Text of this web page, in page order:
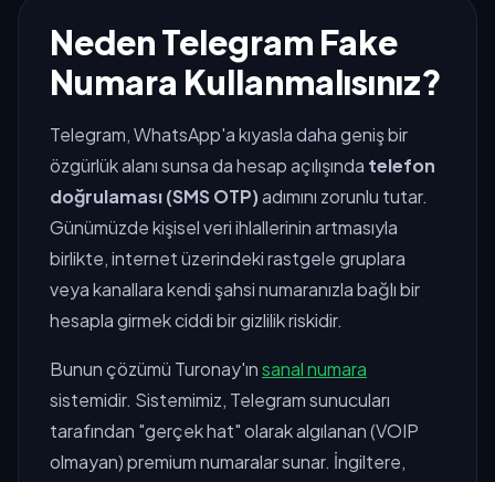
Neden Telegram Fake
Numara Kullanmalısınız?
Telegram, WhatsApp'a kıyasla daha geniş bir
özgürlük alanı sunsa da hesap açılışında telefon
doğrulaması (SMS OTP)adımını zorunlu tutar.
Günümüzde kişisel veri ihlallerinin artmasıyla
birlikte, internet üzerindeki rastgele gruplara
veya kanallara kendi şahsi numaranızla bağlı bir
hesapla girmek ciddi bir gizlilik riskidir.
Bunun çözümü Turonay'ınsanal numara
sistemidir. Sistemimiz, Telegram sunucuları
tarafından "gerçek hat" olarak algılanan (VOIP
olmayan) premium numaralar sunar. İngiltere,